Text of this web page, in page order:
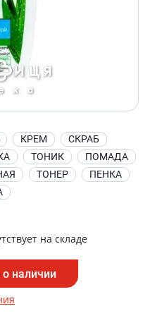
КРЕМ
СКРАБ
ТОНИК
ПОМАДА
ТОНЕР
ПЕНКА
на складе
наличии